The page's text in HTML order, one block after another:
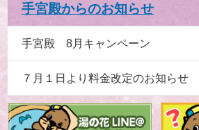
手宮殿からのお知らせ
手宮殿 8月キャンペーン
７月１日より料金改定のお知らせ